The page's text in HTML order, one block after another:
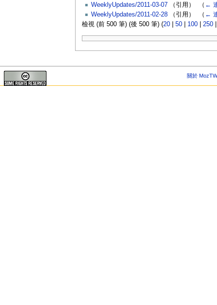
WeeklyUpdates/2011-03-07（引用） ‎ （ ←
WeeklyUpdates/2011-02-28（引用） ‎ （ ←
檢視 (前 500 筆) (後 500 筆) (20| 50| 100| 250
關於